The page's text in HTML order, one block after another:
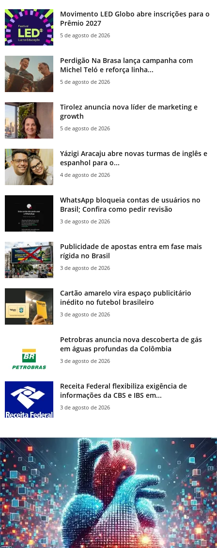
Movimento LED Globo abre inscrições para o
Prêmio 2027
5 de agosto de 2026
Perdigão Na Brasa lança campanha com
Michel Teló e reforça linha...
5 de agosto de 2026
Tirolez anuncia nova líder de marketing e
growth
5 de agosto de 2026
Yázigi Aracaju abre novas turmas de inglês e
espanhol para o...
4 de agosto de 2026
WhatsApp bloqueia contas de usuários no
Brasil; Confira como pedir revisão
3 de agosto de 2026
Publicidade de apostas entra em fase mais
rígida no Brasil
3 de agosto de 2026
Cartão amarelo vira espaço publicitário
inédito no futebol brasileiro
3 de agosto de 2026
Petrobras anuncia nova descoberta de gás
em águas profundas da Colômbia
3 de agosto de 2026
Receita Federal flexibiliza exigência de
informações da CBS e IBS em...
3 de agosto de 2026